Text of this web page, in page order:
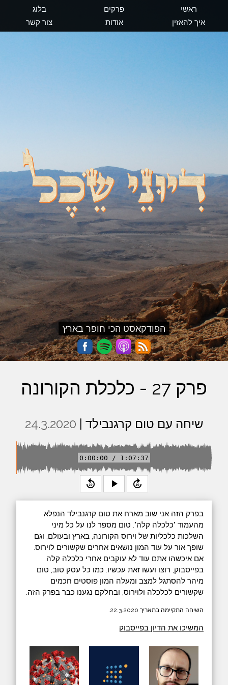
ראשי פרקים
בלוג
איך להאזין
אודות צור קשר
דיוני שכל
הפודקאסט הכי חופר בארץ
פרק 27 - כלכלת הקורונה
שיחה עם טום קרגנבילד | 24.3.2020
0:00:00 / 1:07:37
replay_30 play_arrow forward_30
בפרק הזה אני שוב מארח את טום קרגנבילד הנפלא
מהעמוד "כלכלה קלה". טום מספר לנו על כל מיני
השלכות כלכליות של וירוס הקורונה, בארץ ובעולם, וגם
שופך אור על עוד המון נושאים אחרים שקשורים לוירוס.
אם איכשהו אתם עוד לא עוקבים אחרי כלכלה קלה
בפייסבוק, רוצו ועשו זאת עכשיו. כמו כל עסק טוב, טום
מיהר להסתגל למצב ומעלה המון פוסטים חכמים
שקשורים לכלכלה ולוירוס, ובחלקם נגענו כבר בפרק הזה.
השיחה התקיימה בתאריך 22.3.2020.
המשיכו את הדיון בפייסבוק